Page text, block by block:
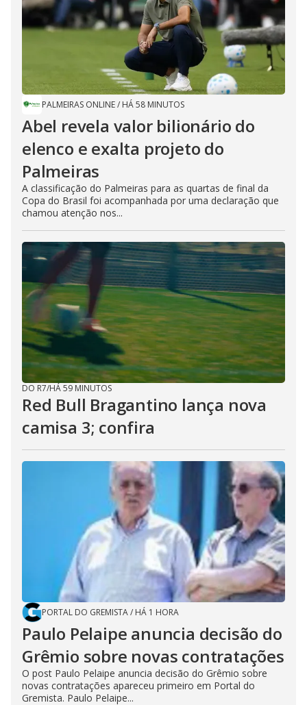
PALMEIRAS ONLINE/ HÁ 58 MINUTOS
Abel revela valor bilionário do
elenco e exalta projeto do
Palmeiras
A classificação do Palmeiras para as quartas de final da
Copa do Brasil foi acompanhada por uma declaração que
chamou atenção nos...
DO R7/HÁ 59 MINUTOS
Red Bull Bragantino lança nova
camisa 3; confira
PORTAL DO GREMISTA/ HÁ 1 HORA
Paulo Pelaipe anuncia decisão do
Grêmio sobre novas contratações
O post Paulo Pelaipe anuncia decisão do Grêmio sobre
novas contratações apareceu primeiro em Portal do
Gremista. Paulo Pelaipe...